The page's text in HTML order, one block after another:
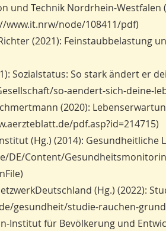
und Technik Nordrhein-
www.it.nrw/node/108411/pdf)
Richter (2021):
Sozialstatus: So stark ändert er
so-aendert-sich-deine-
(2020):
pdf.asp?id=214715)
(Hg.) (2014):
DE/Content/
(Hg.) (2022):
gesundheit/studie-rauchen-
Institut für Bevölkerung und